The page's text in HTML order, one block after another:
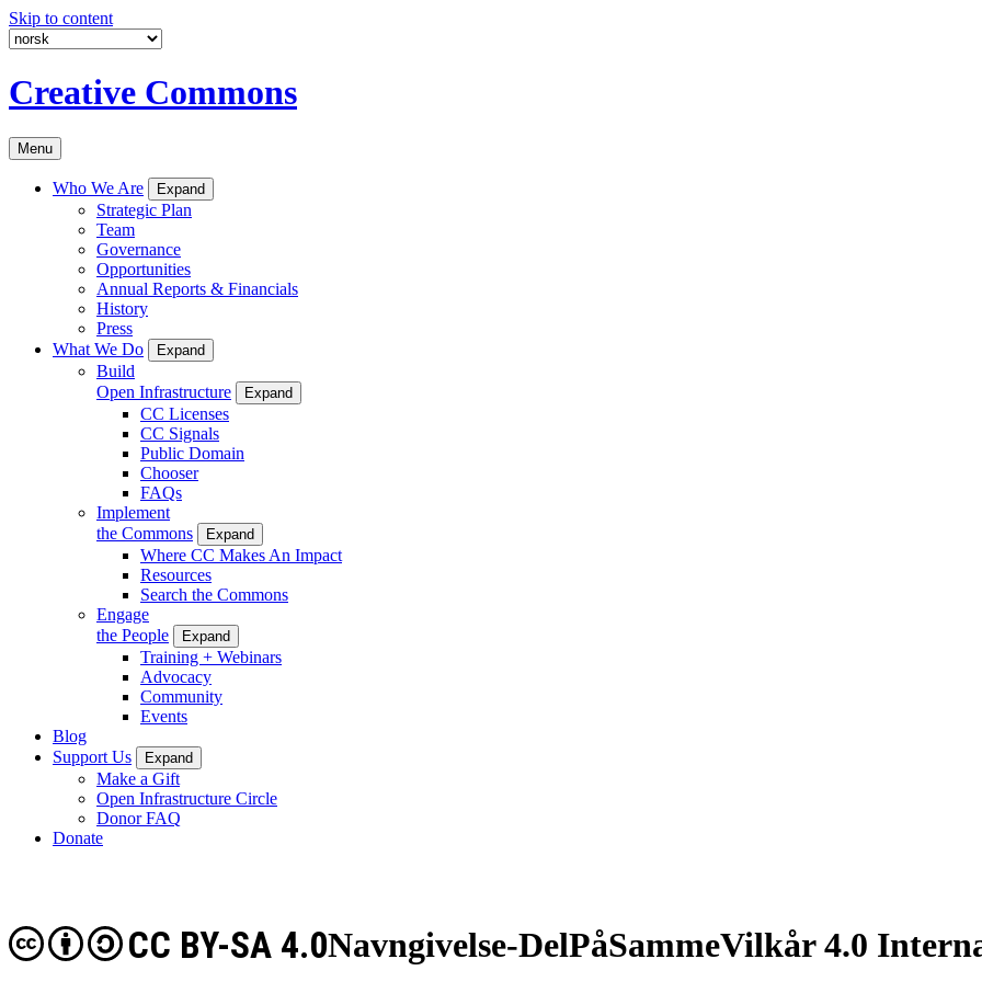
Skip to content
Creative Commons
Menu
Who We Are Expand
Strategic Plan
Team
Governance
Opportunities
Annual Reports & Financials
History
Press
What We Do
Expand
Build
Open Infrastructure
Expand
CC Licenses
CC Signals
Public Domain
Chooser
FAQs
Implement
the Commons
Expand
Where CC Makes An Impact
Resources
Search the Commons
Engage
the People
Expand
Training + Webinars
Advocacy
Community
Events
Blog
Support Us
Expand
Make a Gift
Open Infrastructure Circle
Donor FAQ
Donate
Navngivelse-DelPåSammeVilkår 4.0
CC BY-SA 4.0